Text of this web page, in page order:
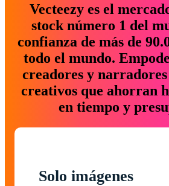
Vecteezy es el
stock número 1 del
confianza de más de
todo el mundo.
creadores y
creativos que ahorran
en tiempo y
Solo imágenes